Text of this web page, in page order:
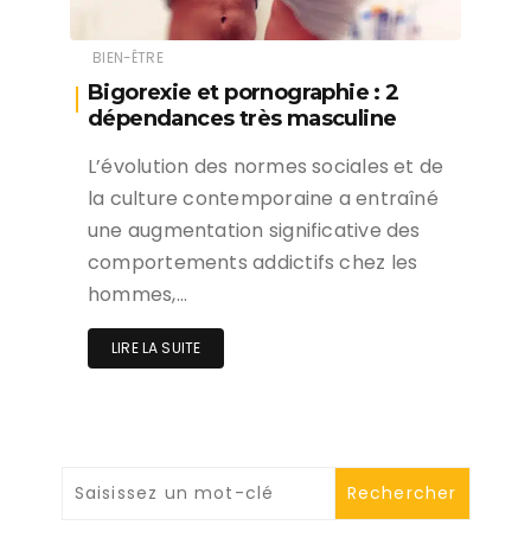
BIEN-ÊTRE
Bigorexie et pornographie : 2
dépendances très masculine
L’évolution des normes sociales et de
la culture contemporaine a entraîné
une augmentation significative des
comportements addictifs chez les
hommes,…
LIRE LA SUITE